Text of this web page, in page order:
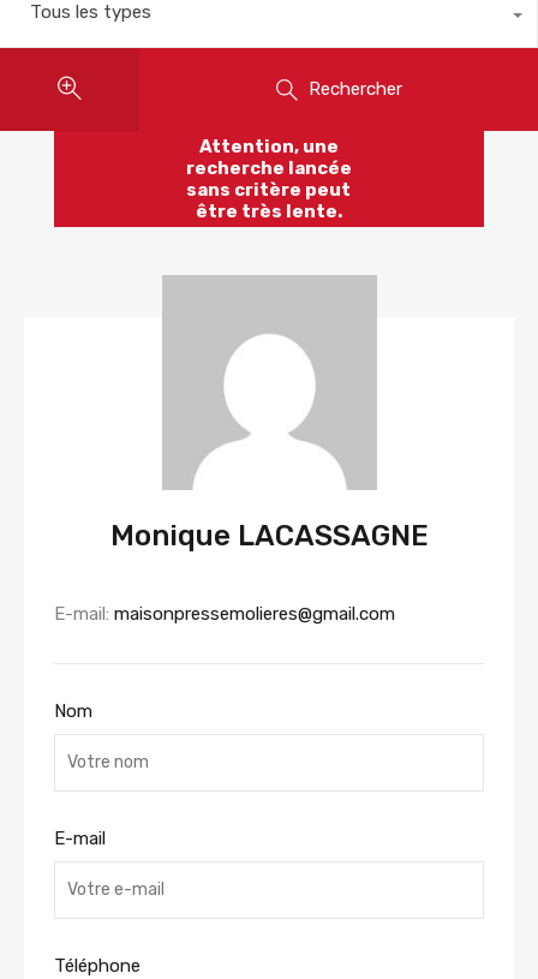
Tous les types
Rechercher
Attention, une
recherche lancée
sans critère peut
être très lente.
Monique LACASSAGNE
E-mail: maisonpressemolieres@gmail.com
Nom
E-mail
Téléphone